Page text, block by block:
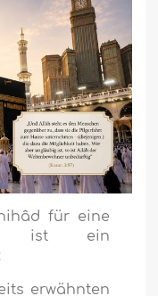
für eine
ist ein
erwähnten